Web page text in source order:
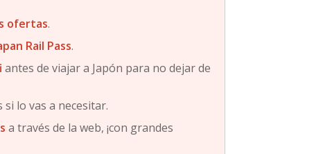
ofertas.
Rail Pass.
antes de viajar a Japón para no dejar de
si lo vas a necesitar.
a través de la web, ¡con grandes